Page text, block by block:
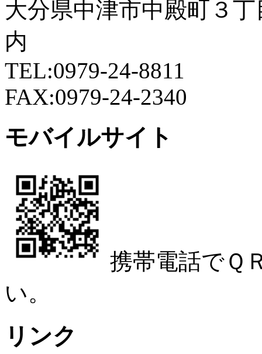
大分県中津市中殿町３
内
TEL:0979-24-8811
FAX:0979-24-2340
モバイルサイト
携帯電話でＱ
い。
リンク